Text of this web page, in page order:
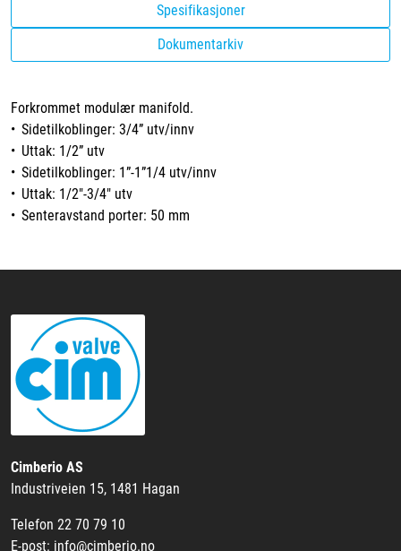
Spesifikasjoner
Dokumentarkiv
Forkrommet modulær manifold.
• Sidetilkoblinger: 3/4” utv/innv
• Uttak: 1/2” utv
• Sidetilkoblinger: 1”-1”1/4 utv/innv
• Uttak: 1/2"-3/4" utv
• Senteravstand porter: 50 mm
Cimberio AS
Industriveien 15, 1481 Hagan
Telefon 22 70 79 10
E-post: info@cimberio.no